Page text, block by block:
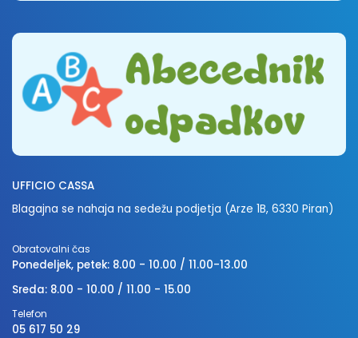
UFFICIO CASSA
Blagajna se nahaja na sedežu podjetja (Arze 1B, 6330 Piran)
Obratovalni čas
Ponedeljek, petek: 8.00 - 10.00 / 11.00-13.00
Sreda: 8.00 - 10.00 / 11.00 - 15.00
Telefon
05 617 50 29